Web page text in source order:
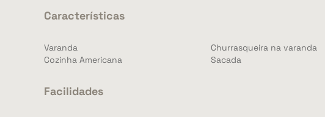
Características
Varanda Churrasqueira na varanda
Cozinha Americana
Sacada
Facilidades